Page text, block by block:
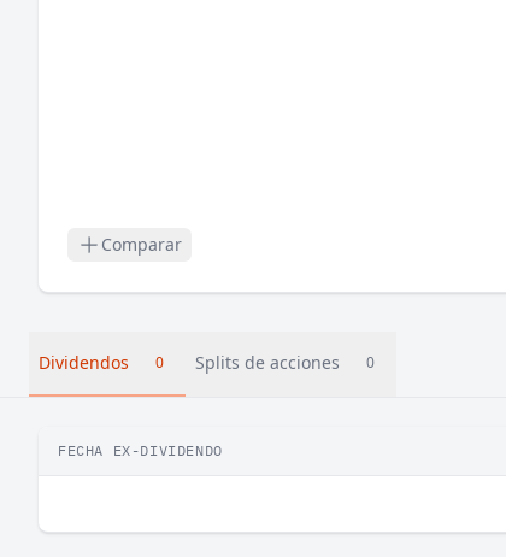
Comparar
Dividendos 0 Splits de acciones 0
FECHA EX-DIVIDENDO